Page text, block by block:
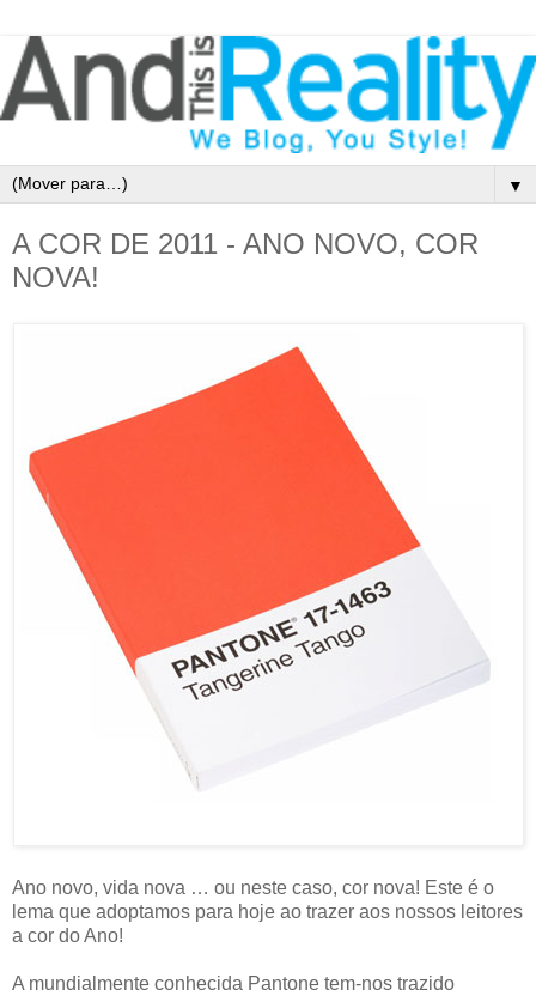
▼
A COR DE 2011 - ANO NOVO, COR
NOVA!
Ano novo, vida nova … ou neste caso, cor nova! Este é o
lema que adoptamos para hoje ao trazer aos nossos leitores
a cor do Ano!
A mundialmente conhecida Pantone tem-nos trazido